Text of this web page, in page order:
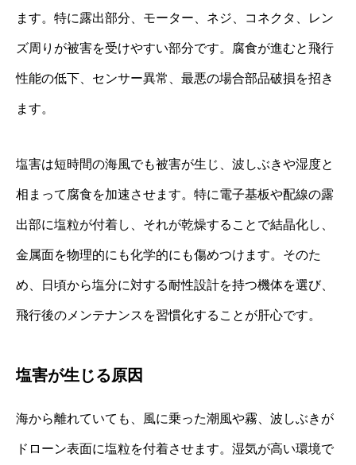
ます。特に露出部分、モーター、ネジ、コネクタ、レン
ズ周りが被害を受けやすい部分です。腐食が進むと飛行
性能の低下、センサー異常、最悪の場合部品破損を招き
ます。
塩害は短時間の海風でも被害が生じ、波しぶきや湿度と
相まって腐食を加速させます。特に電子基板や配線の露
出部に塩粒が付着し、それが乾燥することで結晶化し、
金属面を物理的にも化学的にも傷めつけます。そのた
め、日頃から塩分に対する耐性設計を持つ機体を選び、
飛行後のメンテナンスを習慣化することが肝心です。
塩害が生じる原因
海から離れていても、風に乗った潮風や霧、波しぶきが
ドローン表面に塩粒を付着させます。湿気が高い環境で